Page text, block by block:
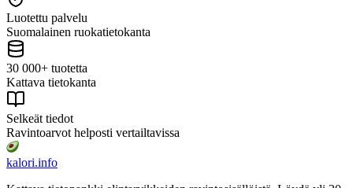
Luotettu palvelu
Suomalainen ruokatietokanta
30 000+ tuotetta
Kattava tietokanta
Selkeät tiedot
Ravintoarvot helposti vertailtavissa
kalori.info